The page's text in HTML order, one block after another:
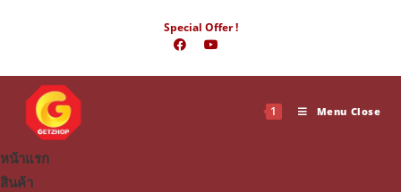
Special Offer !
1 Menu Close
หน้าแรก
สินค้า